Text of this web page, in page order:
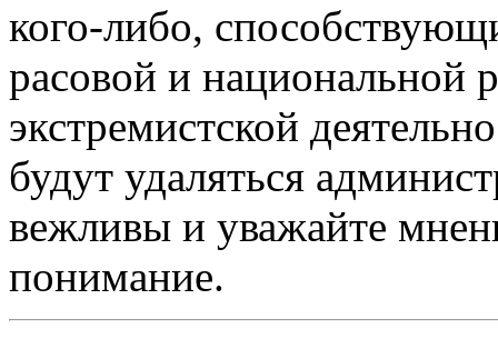
кого-либо,
расовой и национальной
экстремистской
будут удаляться
вежливы и уважайте
понимание.